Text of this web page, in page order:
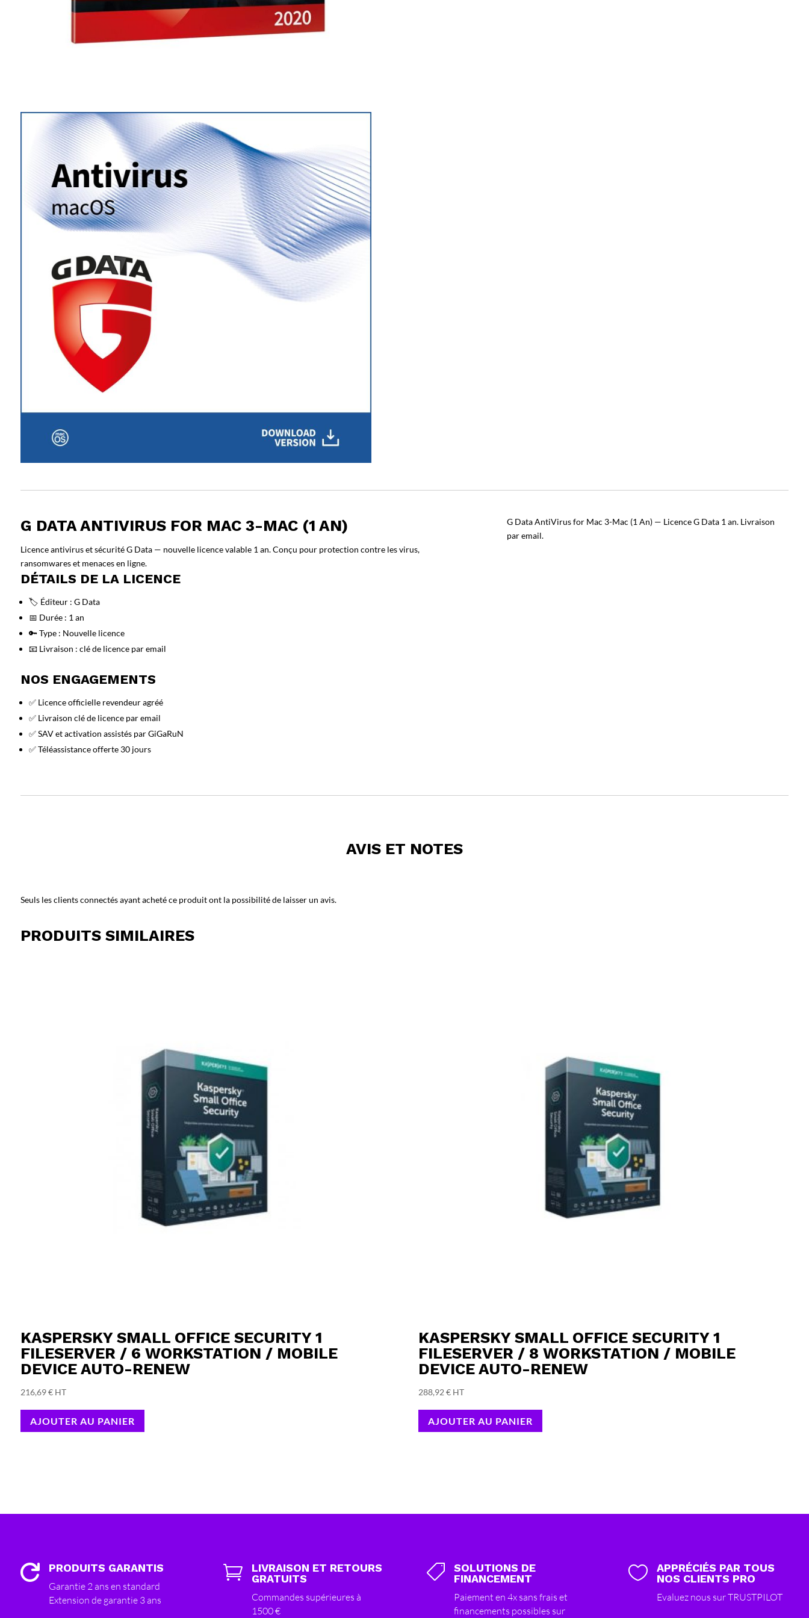
G DATA ANTIVIRUS FOR MAC 3-MAC (1 AN)
Licence antivirus et sécurité G Data — nouvelle licence valable 1 an. Conçu pour protection contre les virus,
ransomwares et menaces en ligne.
DÉTAILS DE LA LICENCE
🏷️ Éditeur : G Data
📅 Durée : 1 an
🔑 Type : Nouvelle licence
📧 Livraison : clé de licence par email
NOS ENGAGEMENTS
✅ Licence officielle revendeur agréé
✅ Livraison clé de licence par email
✅ SAV et activation assistés par GiGaRuN
✅ Téléassistance offerte 30 jours
G Data AntiVirus for Mac 3-Mac (1 An) — Licence G Data 1 an. Livraison
par email.
AVIS ET NOTES
Seuls les clients connectés ayant acheté ce produit ont la possibilité de laisser un avis.
PRODUITS SIMILAIRES
KASPERSKY SMALL OFFICE SECURITY 1
FILESERVER / 6 WORKSTATION / MOBILE
DEVICE AUTO-RENEW
216,69€ HT
AJOUTER AU PANIER
KASPERSKY SMALL OFFICE SECURITY 1
FILESERVER / 8 WORKSTATION / MOBILE
DEVICE AUTO-RENEW
288,92 € HT
AJOUTER AU PANIER
 PRODUITS GARANTIS
Garantie 2 ans en standard
Extension de garantie 3 ans

LIVRAISON ET RETOURS
GRATUITS
Commandes supérieures à
1500 €

SOLUTIONS DE
FINANCEMENT
Paiement en 4x sans frais et
financements possibles sur

APPRÉCIÉS PAR TOUS
NOS CLIENTS PRO
Evaluez nous sur TRUSTPILOT